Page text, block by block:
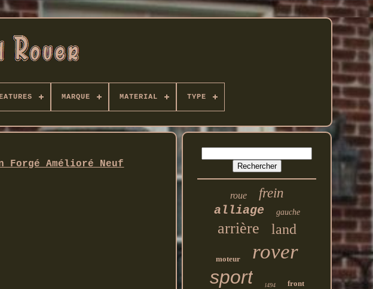
MARQUE MATERIAL TYPE
Forgé Amélioré Neuf
roue frein
alliage gauche
arrière land
moteur rover
sport l494 front